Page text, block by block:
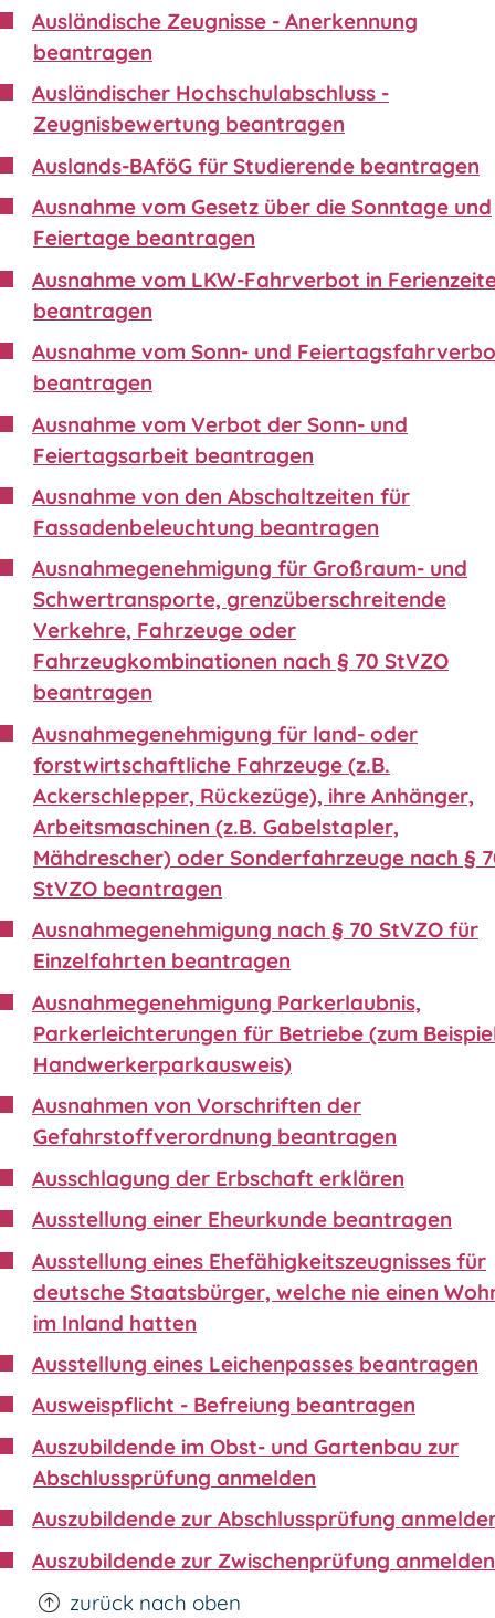
Ausländische Zeugnisse - Anerkennung
beantragen
Ausländischer Hochschulabschluss -
Zeugnisbewertung beantragen
Auslands-BAföG für Studierende beantragen
Ausnahme vom Gesetz über die Sonntage und
Feiertage beantragen
Ausnahme vom LKW-Fahrverbot in
beantragen
Ausnahme vom Sonn- und
beantragen
Ausnahme vom Verbot der Sonn- und
Feiertagsarbeit beantragen
Ausnahme von den Abschaltzeiten für
Fassadenbeleuchtung beantragen
Ausnahmegenehmigung für Großraum- und
Schwertransporte, grenzüberschreitende
Verkehre, Fahrzeuge oder
Fahrzeugkombinationen nach § 70 StVZO
beantragen
Ausnahmegenehmigung für land- oder
forstwirtschaftliche Fahrzeuge (z.B.
Ackerschlepper, Rückezüge), ihre Anhänger,
Arbeitsmaschinen (z.B. Gabelstapler,
Mähdrescher) oder Sonderfahrzeuge nach §
StVZO beantragen
Ausnahmegenehmigung nach § 70 StVZO für
Einzelfahrten beantragen
Ausnahmegenehmigung Parkerlaubnis,
Parkerleichterungen für Betriebe (zum
Handwerkerparkausweis)
Ausnahmen von Vorschriften der
Gefahrstoffverordnung beantragen
Ausschlagung der Erbschaft erklären
Ausstellung einer Eheurkunde beantragen
Ausstellung eines Ehefähigkeitszeugnisses für
deutsche Staatsbürger, welche nie einen
im Inland hatten
Ausstellung eines Leichenpasses beantragen
Ausweispflicht - Befreiung beantragen
Auszubildende im Obst- und Gartenbau zur
Abschlussprüfung anmelden
Auszubildende zur Abschlussprüfung
Auszubildende zur Zwischenprüfung anmelden
zurück nach oben